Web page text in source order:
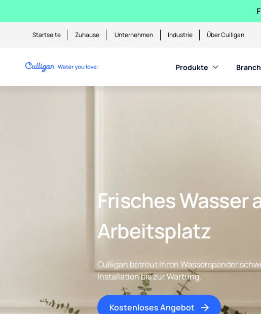
Startseite Zuhause Unternehmen Industrie Über Culligan
Produkte
Frisches Wasser
Arbeitsplatz
Culligan betreut Ihren Wasserspender
Installation bis zur Wartung.
Kostenloses Angebot